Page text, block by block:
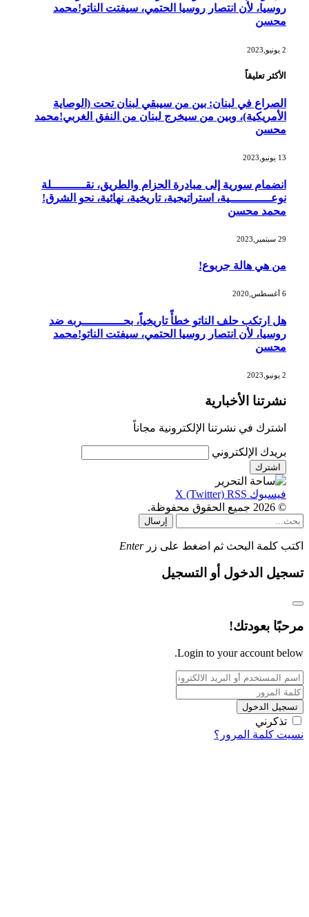
روسيا، لأن انتصار روسيا الحتمي، سيفتت الناتو!محمد
محسن
الأكثر تعليقاً
الصراع في لبنان: بين من سيبقي لبنان تحت (الوصاية
الأمريكية)، وبين من سيخرج لبنان من النفق الغربي!محمد
محسن
13 يونيو,2023
انضمام سورية إلى مبادرة الحزام والطريق، نقــــــــــلة
نوعــــــــــــية، استراتيجية، تاريخية، نهائية، نحو الشرق!
محمد محسن
29 سبتمبر,2023
من هي هالة جربوع!
هل ارتكب حلف الناتو خطأً تاريخياً، بحــــــــــــربه ضد
روسيا، لأن انتصار روسيا الحتمي، سيفتت الناتو!محمد
محسن
نشرتنا الأخبارية
اشترك في نشرتنا الإلكترونية مجاناً
بريدك الإلكتروني
فيسبوك X (Twitter) RSS
© 2026 جميع الحقوق محفوظة.
إرسال
اكتب كلمة البحث ثم اضغط على زر Enter
تسجيل الدخول أو التسجيل
مرحبًا بعودتك!
Login to your account below.
تسجيل الدخول
تذكرني
نسيت كلمة المرور؟